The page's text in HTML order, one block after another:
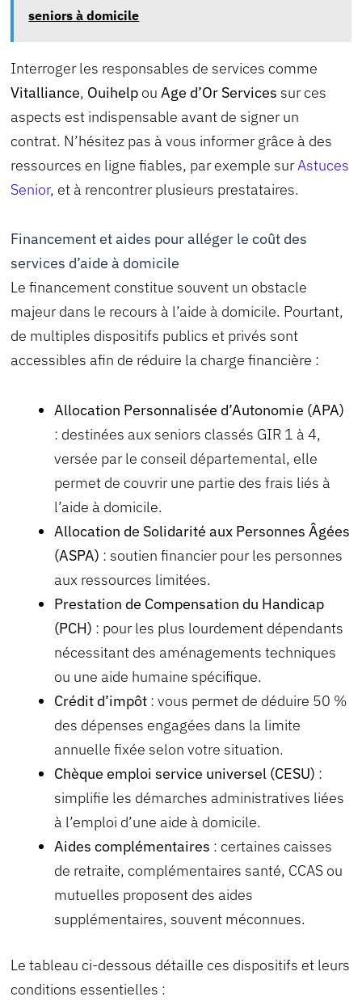
seniors à domicile
Interroger les responsables de services comme
Vitalliance, Ouihelp ouAge d’Or Services sur ces
aspects est indispensable avant de signer un
contrat. N’hésitez pas à vous informer grâce à des
ressources en ligne fiables, par exemple surAstuces
Senior, et à rencontrer plusieurs prestataires.
Financement et aides pour alléger le coût des
services d’aide à domicile
Le financement constitue souvent un obstacle
majeur dans le recours à l’aide à domicile. Pourtant,
de multiples dispositifs publics et privés sont
accessibles afin de réduire la charge financière :
Allocation Personnalisée d’Autonomie (APA)
: destinées aux seniors classés GIR 1 à 4,
versée par le conseil départemental, elle
permet de couvrir une partie des frais liés à
l’aide à domicile.
Allocation de Solidarité aux Personnes Âgées
(ASPA) : soutien financier pour les personnes
aux ressources limitées.
Prestation de Compensation du Handicap
(PCH) : pour les plus lourdement dépendants
nécessitant des aménagements techniques
ou une aide humaine spécifique.
Crédit d’impôt : vous permet de déduire 50 %
des dépenses engagées dans la limite
annuelle fixée selon votre situation.
Chèque emploi service universel (CESU) :
simplifie les démarches administratives liées
à l’emploi d’une aide à domicile.
Aides complémentaires : certaines caisses
de retraite, complémentaires santé, CCAS ou
mutuelles proposent des aides
supplémentaires, souvent méconnues.
Le tableau ci-dessous détaille ces dispositifs et leurs
conditions essentielles :